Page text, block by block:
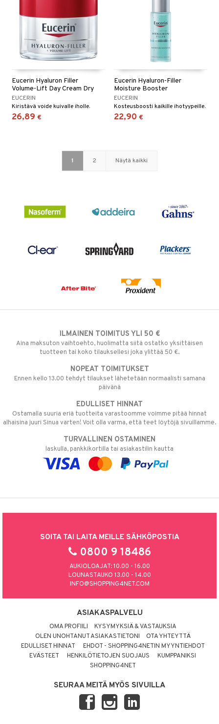
Eucerin Hyaluron Filler
Volume-Lift Day Cream Dry
EUCERIN
Kiristävä voide kuivalle iholle.
26,89 €
Eucerin Hyaluron-Filler
Moisture Booster
EUCERIN
Kosteusboosti kaikille ihotyypeille.
22,90 €
1 2 Näytä kaikki
ILMAINEN TOIMITUS YLI 50 €
Aina maksuton vaihtoehto, huolimatta siitä ostatko yksittäisen
tuotteen tai koko tilauksellesi joka ylittää 50 €.
NOPEAT TOIMITUKSET
Ennen kello 13.00 tehdyt tilaukset lähetetään normaalisti samana
päivänä
EDULLISET HINNAT
Ostamalla suuria eriä tuotteita varastoomme voimme pitää hinnat
alhaisina juuri Sinua varten! Voit olla varma, että teet löytöjä sivuillamme.
TURVALLINEN OSTAMINEN
laskulla, pankkikortilla tai asiakastilin kautta
SOITA TAI LAITA MEILLE SÄHKÖPOSTIA
0800 9 18486
AUKIOLOAJAT: 10.00 - 16.00
LOUNASTAUKO 13.00 - 14.00
INFO@SHOPPING4NET.COM
ASIAKASPALVELU
OMA PROFIILI
KYSYMYKSIÄ & VASTAUKSIA
OLEN UNOHTANUT ASIAKASTIETONI
OTA YHTEYTTÄ
EDULLISET HINNAT
EHDOT - SHOPPING4NETIN MYYNTIEHDOT
EVÄSTEET
HENKILÖTIETOJEN SUOJAUS
KUMPPANIKSI
SHOPPING4NET
SEURAA MEITÄ MYÖS SIVUILLA